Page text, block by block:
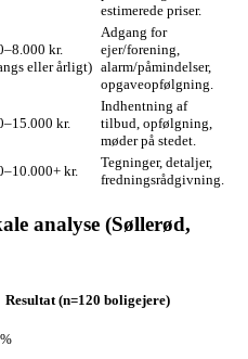
estimerede priser.
kr.
eller årligt)
Adgang for
ejer/forening,
alarm/påmindelser,
opgaveopfølgning.
kr.
Indhentning af
tilbud, opfølgning,
møder på stedet.
kr.
Tegninger, detaljer,
fredningsrådgivning.
analyse (Søllerød,
Resultat (n=120 boligejere)